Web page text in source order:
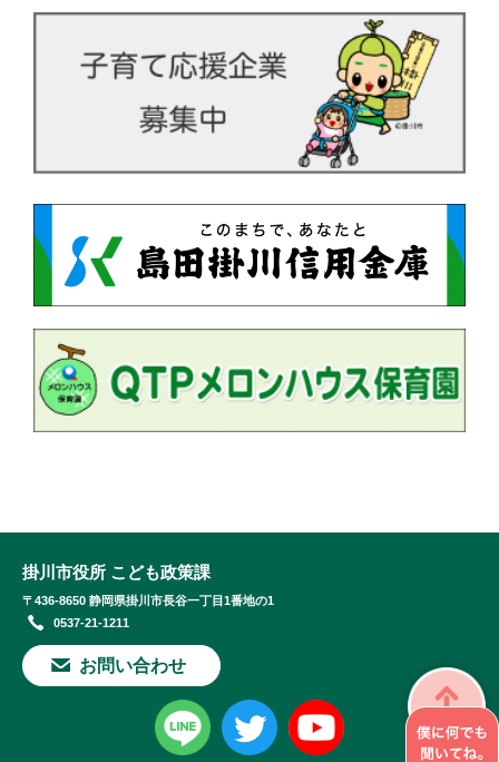
掛川市役所 こども政策課
〒436-8650 静岡県掛川市長谷一丁目1番地の1
0537-21-1211
お問い合わせ